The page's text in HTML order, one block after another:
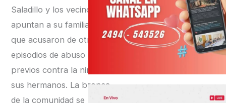
Saladillo y los vecinos
apuntan a su familia, a la
que acusaron de otros
episodios de abuso
previos contra la niña y
sus hermanos. La bronca
de la comunidad se